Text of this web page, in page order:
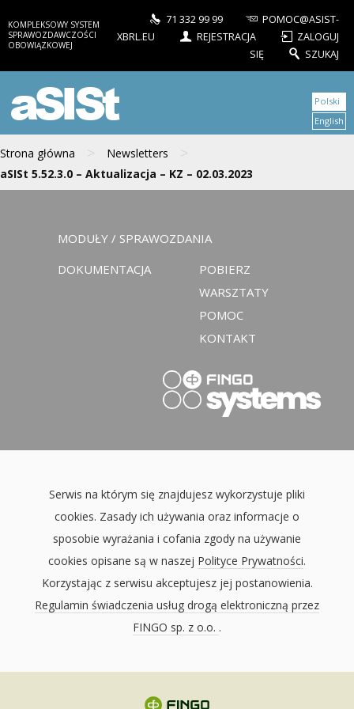
KOMPLEKSOWY SYSTEM
SPRAWOZDAWCZOŚCI
OBOWIĄZKOWEJ
71 332 99 99
POMOC@ASIST-
XBRL.EU
REJESTRACJA
ZALOGUJ
SIĘ
SZUKAJ
aSISt
Strona główna > Newsletters >
aSISt 5.52.3.0 – Aktualizacja – KZ – 02.03.2023
Polski
English
MODUŁY / SPRAWOZDANIA
DOKUMENTACJA
POBIERZ
WARSZTATY
POMOC
KONTAKT
Serwis na którym się znajdujesz wykorzystuje pliki
cookies. Zasady ich używania oraz informacje o
sposobie wyrażania i cofania zgody na używanie
cookies opisane są w naszej Polityce Prywatności.
Korzystając z serwisu akceptujesz jej postanowienia.
Regulamin świadczenia usług drogą elektroniczną przez
FINGO sp. z o.o. .